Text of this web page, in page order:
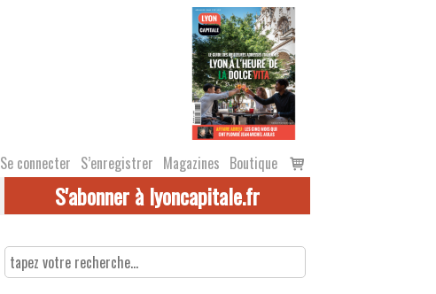
Se connecter S’enregistrer Magazines Boutique
Voir
le
S'abonner à lyoncapitale.fr